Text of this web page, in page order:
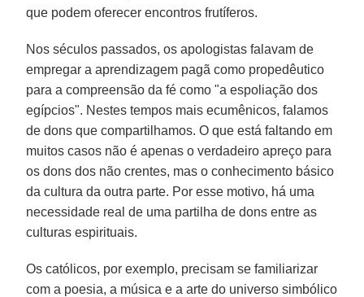
que podem oferecer encontros frutíferos.
Nos séculos passados, os apologistas falavam de
empregar a aprendizagem pagã como propedêutico
para a compreensão da fé como "a espoliação dos
egípcios". Nestes tempos mais ecumênicos, falamos
de dons que compartilhamos. O que está faltando em
muitos casos não é apenas o verdadeiro apreço para
os dons dos não crentes, mas o conhecimento básico
da cultura da outra parte. Por esse motivo, há uma
necessidade real de uma partilha de dons entre as
culturas espirituais.
Os católicos, por exemplo, precisam se familiarizar
com a poesia, a música e a arte do universo simbólico